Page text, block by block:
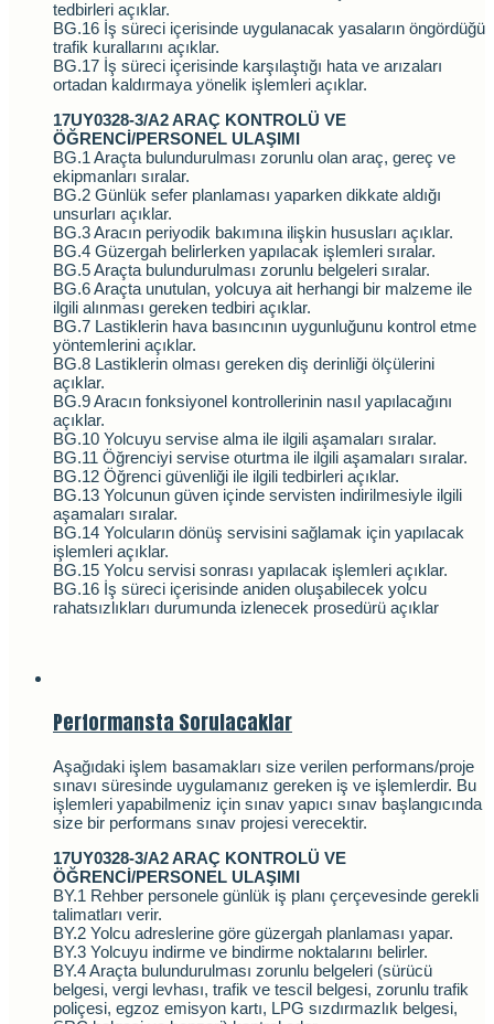
tedbirleri açıklar.
BG.16 İş süreci içerisinde uygulanacak yasaların öngördüğü
trafik kurallarını açıklar.
BG.17 İş süreci içerisinde karşılaştığı hata ve arızaları
ortadan kaldırmaya yönelik işlemleri açıklar.
17UY0328-3/A2 ARAÇ KONTROLÜ VE
ÖĞRENCİ/PERSONEL ULAŞIMI
BG.1 Araçta bulundurulması zorunlu olan araç, gereç ve
ekipmanları sıralar.
BG.2 Günlük sefer planlaması yaparken dikkate aldığı
unsurları açıklar.
BG.3 Aracın periyodik bakımına ilişkin hususları açıklar.
BG.4 Güzergah belirlerken yapılacak işlemleri sıralar.
BG.5 Araçta bulundurulması zorunlu belgeleri sıralar.
BG.6 Araçta unutulan, yolcuya ait herhangi bir malzeme ile
ilgili alınması gereken tedbiri açıklar.
BG.7 Lastiklerin hava basıncının uygunluğunu kontrol etme
yöntemlerini açıklar.
BG.8 Lastiklerin olması gereken diş derinliği ölçülerini
açıklar.
BG.9 Aracın fonksiyonel kontrollerinin nasıl yapılacağını
açıklar.
BG.10 Yolcuyu servise alma ile ilgili aşamaları sıralar.
BG.11 Öğrenciyi servise oturtma ile ilgili aşamaları sıralar.
BG.12 Öğrenci güvenliği ile ilgili tedbirleri açıklar.
BG.13 Yolcunun güven içinde servisten indirilmesiyle ilgili
aşamaları sıralar.
BG.14 Yolcuların dönüş servisini sağlamak için yapılacak
işlemleri açıklar.
BG.15 Yolcu servisi sonrası yapılacak işlemleri açıklar.
BG.16 İş süreci içerisinde aniden oluşabilecek yolcu
rahatsızlıkları durumunda izlenecek prosedürü açıklar
Performansta Sorulacaklar
Aşağıdaki işlem basamakları size verilen performans/proje
sınavı süresinde uygulamanız gereken iş ve işlemlerdir. Bu
işlemleri yapabilmeniz için sınav yapıcı sınav başlangıcında
size bir performans sınav projesi verecektir.
17UY0328-3/A2 ARAÇ KONTROLÜ VE
ÖĞRENCİ/PERSONEL ULAŞIMI
BY.1 Rehber personele günlük iş planı çerçevesinde gerekli
talimatları verir.
BY.2 Yolcu adreslerine göre güzergah planlaması yapar.
BY.3 Yolcuyu indirme ve bindirme noktalarını belirler.
BY.4 Araçta bulundurulması zorunlu belgeleri (sürücü
belgesi, vergi levhası, trafik ve tescil belgesi, zorunlu trafik
poliçesi, egzoz emisyon kartı, LPG sızdırmazlık belgesi,